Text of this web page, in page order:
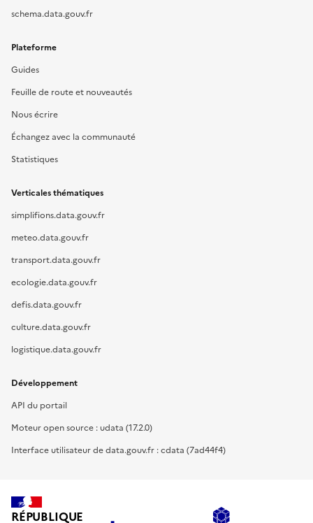
schema.data.gouv.fr
Plateforme
Guides
Feuille de route et nouveautés
Nous écrire
Échangez avec la communauté
Statistiques
Verticales thématiques
simplifions.data.gouv.fr
meteo.data.gouv.fr
transport.data.gouv.fr
ecologie.data.gouv.fr
defis.data.gouv.fr
culture.data.gouv.fr
logistique.data.gouv.fr
Développement
API du portail
Moteur open source : udata (17.2.0)
Interface utilisateur de data.gouv.fr : cdata (7ad44f4)
RÉPUBLIQUE